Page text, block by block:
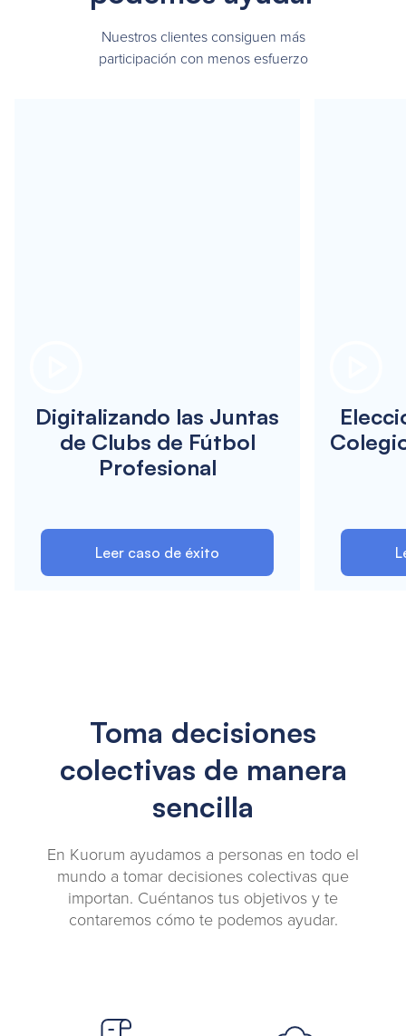
Nuestros clientes consiguen más
participación con menos esfuerzo
Digitalizando las Juntas
de Clubs de Fútbol
Profesional
Leer caso de éxito
Toma decisiones
colectivas de manera
sencilla
En Kuorum ayudamos a personas en todo el
mundo a tomar decisiones colectivas que
importan. Cuéntanos tus objetivos y te
contaremos cómo te podemos ayudar.